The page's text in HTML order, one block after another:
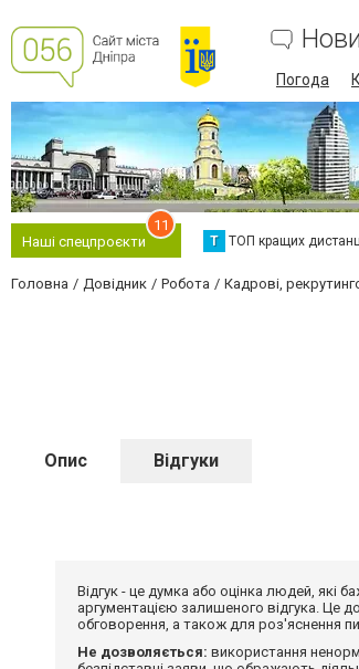
Погода
Наші спецпроєкти
11
Т ТОП кращих
Головна Довідник Робота Кадрові,
Опис Відгуки
Відгук - це думка або оцінка людей,
аргументацією залишеного відгука. Це
обговорення, а також для роз'яснення
Не дозволяється: використання